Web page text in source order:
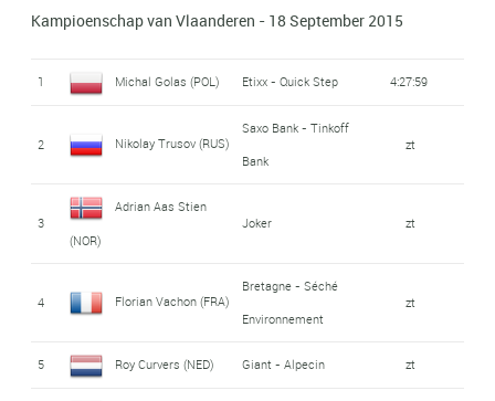
Kampioenschap van Vlaanderen - 18 September 2015
1 Michal Golas (POL) Etixx - Quick Step 4:27:59
2 Nikolay Trusov (RUS)
Saxo Bank - Tinkoff
Bank
zt
3
Adrian Aas Stien
(NOR)
Joker zt
4 Florian Vachon (FRA)
Bretagne - Séché
Environnement
zt
5 Roy Curvers (NED) Giant - Alpecin zt